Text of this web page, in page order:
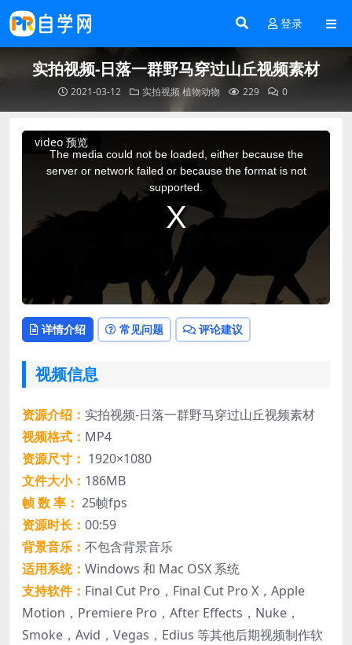
登录
实拍视频-日落一群野马穿过山丘视频素材
2021-03-12 实拍视频植物动物 229 0
video 预览
This
The media could not be loaded, either because the
server or network failed or because the format is not
supported.
详情介绍 常见问题 评论建议
视频信息
资源介绍： 实拍视频-日落一群野马穿过山丘视频素材
视频格式： MP4
资源尺寸： 1920×1080
文件大小： 186MB
帧 数 率： 25帧fps
资源时长： 00:59
背景音乐： 不包含背景音乐
适用系统： Windows 和 Mac OSX 系统
支持软件： Final Cut Pro，Final Cut Pro X，Apple
Motion，Premiere Pro，After Effects，Nuke，
Smoke，Avid，Vegas，Edius 等其他后期视频制作软